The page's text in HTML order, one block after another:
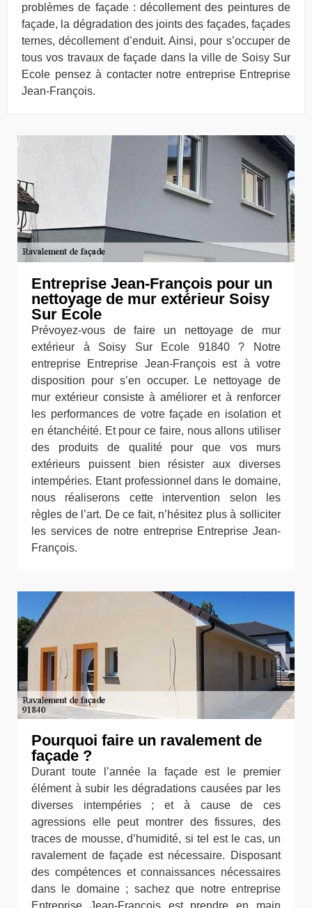
problèmes de façade : décollement des peintures de
façade, la dégradation des joints des façades, façades
ternes, décollement d’enduit. Ainsi, pour s’occuper de
tous vos travaux de façade dans la ville de Soisy Sur
Ecole pensez à contacter notre entreprise Entreprise
Jean-François.
Entreprise Jean-François pour un
nettoyage de mur extérieur Soisy
Sur Ecole
Prévoyez-vous de faire un nettoyage de mur
extérieur à Soisy Sur Ecole 91840 ? Notre
entreprise Entreprise Jean-François est à votre
disposition pour s’en occuper. Le nettoyage de
mur extérieur consiste à améliorer et à renforcer
les performances de votre façade en isolation et
en étanchéité. Et pour ce faire, nous allons utiliser
des produits de qualité pour que vos murs
extérieurs puissent bien résister aux diverses
intempéries. Etant professionnel dans le domaine,
nous réaliserons cette intervention selon les
règles de l’art. De ce fait, n’hésitez plus à solliciter
les services de notre entreprise Entreprise Jean-
François.
Pourquoi faire un ravalement de
façade ?
Durant toute l’année la façade est le premier
élément à subir les dégradations causées par les
diverses intempéries ; et à cause de ces
agressions elle peut montrer des fissures, des
traces de mousse, d’humidité, si tel est le cas, un
ravalement de façade est nécessaire. Disposant
des compétences et connaissances nécessaires
dans le domaine ; sachez que notre entreprise
Entreprise Jean-François est prendre en main